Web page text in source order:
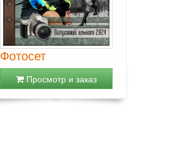
Фотосет
Просмотр и заказ